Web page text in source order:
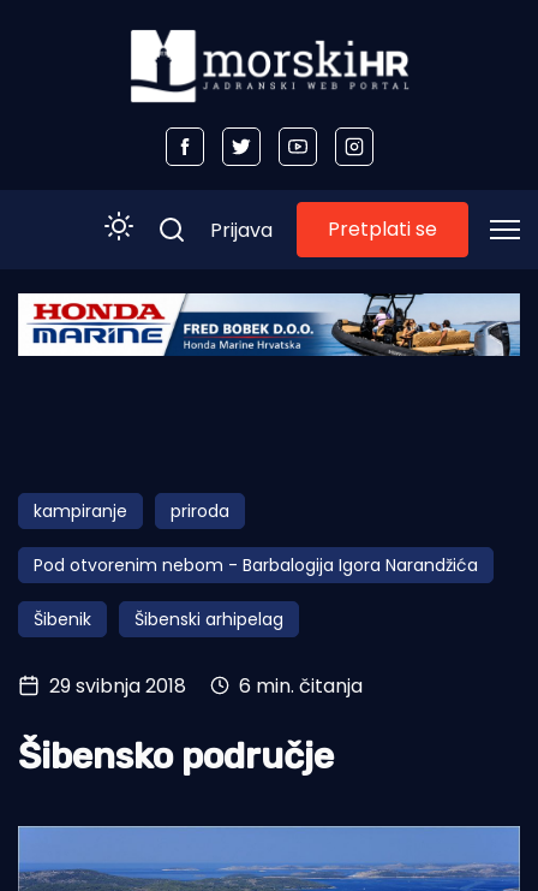
Početna
Obala
Otoci
Turizam i nautika
Pomorstvo
Ribolov
Ekologija
Tradicija i kultura
Prijava Pretplati se
kampiranje priroda
Pod otvorenim nebom - Barbalogija Igora Narandžića
Šibenik Šibenski arhipelag
29 svibnja 2018 6 min. čitanja
Šibensko područje